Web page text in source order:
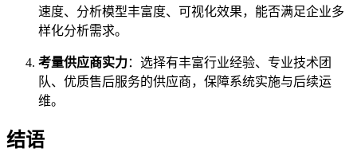
速度、分析模型丰富度、可视化效果，能否满足企业多
样化分析需求。
考量供应商实力：选择有丰富行业经验、专业技术团
队、优质售后服务的供应商，保障系统实施与后续运
维。
结语